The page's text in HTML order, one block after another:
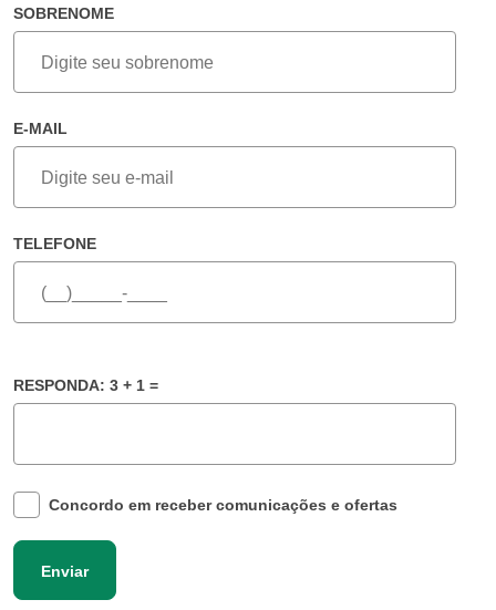
SOBRENOME
E-MAIL
TELEFONE
RESPONDA: 3 + 1 =
Concordo em receber comunicações e ofertas
Enviar